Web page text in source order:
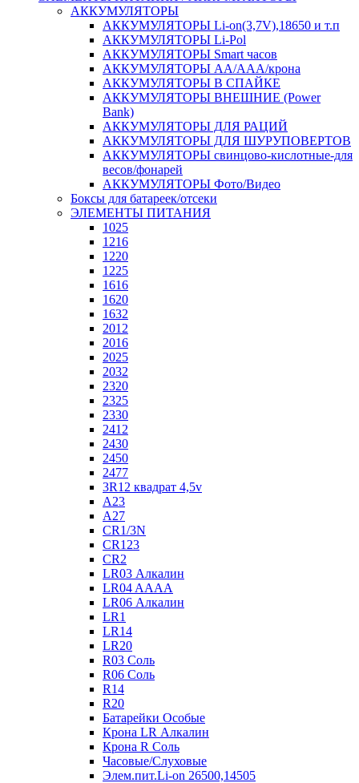
АККУМУЛЯТОРЫ
АККУМУЛЯТОРЫ Li-on(3,7V),18650 и т.п
АККУМУЛЯТОРЫ Li-Pol
АККУМУЛЯТОРЫ Smart часов
АККУМУЛЯТОРЫ АА/ААА/крона
АККУМУЛЯТОРЫ В СПАЙКЕ
АККУМУЛЯТОРЫ ВНЕШНИЕ (Power
Bank)
АККУМУЛЯТОРЫ ДЛЯ РАЦИЙ
АККУМУЛЯТОРЫ ДЛЯ ШУРУПОВЕРТОВ
АККУМУЛЯТОРЫ свинцово-кислотные-для
весов/фонарей
АККУМУЛЯТОРЫ Фото/Видео
Боксы для батареек/отсеки
ЭЛЕМЕНТЫ ПИТАНИЯ
1025
1216
1220
1225
1616
1620
1632
2012
2016
2025
2032
2320
2325
2330
2412
2430
2450
2477
3R12 квадрат 4,5v
A23
A27
CR1/3N
CR123
CR2
LR03 Алкалин
LR04 AAAA
LR06 Алкалин
LR1
LR14
LR20
R03 Соль
R06 Соль
R14
R20
Батарейки Особые
Крона LR Алкалин
Крона R Соль
Часовые/Слуховые
Элем.пит.Li-on 26500,14505